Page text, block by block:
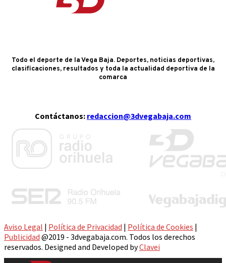
Todo el deporte de la Vega Baja. Deportes, noticias deportivas,
clasificaciones, resultados y toda la actualidad deportiva de la
comarca
Contáctanos: redaccion@3dvegabaja.com
Aviso Legal | Política de Privacidad | Política de Cookies |
Publicidad @2019 - 3dvegabaja.com. Todos los derechos
reservados. Designed and Developed byClavei